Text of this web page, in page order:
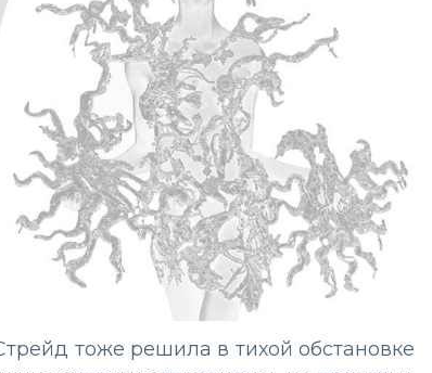
тоже решила в тихой обстановке